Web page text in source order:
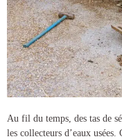
Au fil du temps, des tas de
les collecteurs d’eaux